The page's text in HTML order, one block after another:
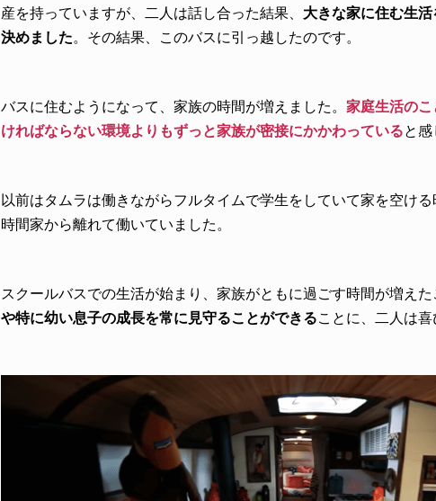
産を持っていますが、二人は話し合った結果、 大きな家に住む生
決めました。その結果、このバスに引っ越したのです。
バスに住むようになって、家族の時間が増えました。 家庭生活の
ければならない環境よりもずっと家族が密接にかかわっていると感
以前はタムラは働きながらフルタイムで学生をしていて家を空け
時間家から離れて働いていました。
スクールバスでの生活が始まり、家族がともに過ごす時間が増えた
や特に幼い息子の成長を常に見守ることができることに、二人は喜